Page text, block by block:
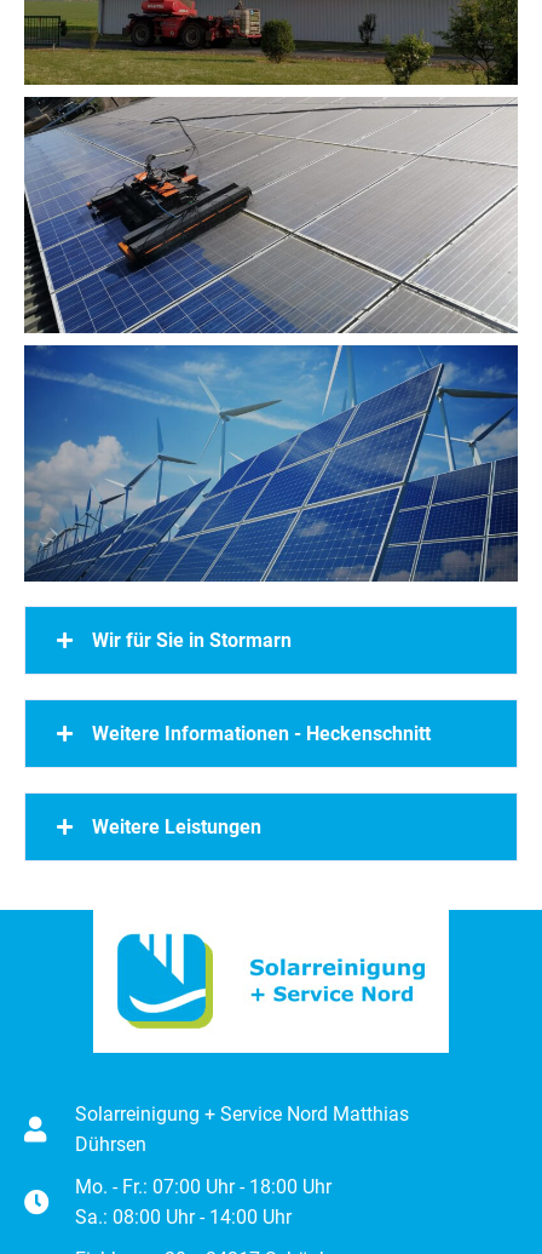
Wir für Sie in Stormarn
Weitere Informationen - Heckenschnitt
Weitere Leistungen
Solarreinigung + Service Nord Matthias
Dührsen
Mo. - Fr.: 07:00 Uhr - 18:00 Uhr
Sa.: 08:00 Uhr - 14:00 Uhr